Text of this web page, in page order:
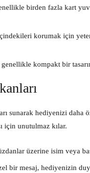
birden fazla kart
korumak için
kompakt bir
sunarak hediyenizi
için unutulmaz kılar.
üzerine isim veya
bir mesaj, hediyenizin